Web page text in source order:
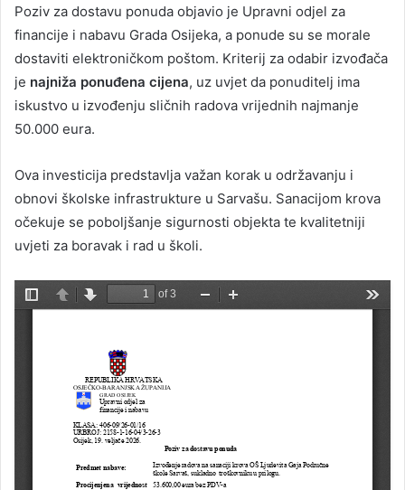
Poziv za dostavu ponuda objavio je Upravni odjel za
financije i nabavu Grada Osijeka, a ponude su se morale
dostaviti elektroničkom poštom. Kriterij za odabir izvođača
je najniža ponuđena cijena, uz uvjet da ponuditelj ima
iskustvo u izvođenju sličnih radova vrijednih najmanje
50.000 eura.
Ova investicija predstavlja važan korak u održavanju i
obnovi školske infrastrukture u Sarvašu. Sanacijom krova
očekuje se poboljšanje sigurnosti objekta te kvalitetniji
uvjeti za boravak i rad u školi.